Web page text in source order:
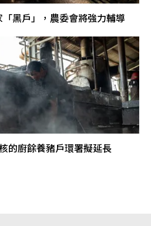
黑戶」，農委會將強力輔導
的廚餘養豬戶環署擬延長